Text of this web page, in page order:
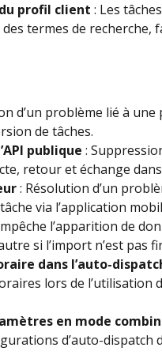
profil client : Les
termes de recherche,
d’un problème lié à
de tâches.
publique :
retour et échange
: Résolution d’un
via l’application
l’apparition de
si l’import n’est pas
dans l’auto-
lors de l’utilisation
en mode
d’auto-dispatch